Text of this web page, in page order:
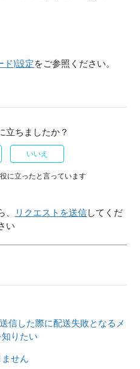
ド)設定をご参照ください。
立ちましたか？
いいえ
に立ったと言っています
リクエストを送信してくだ
い
信した際に配送失敗となるメ
りたい
せん